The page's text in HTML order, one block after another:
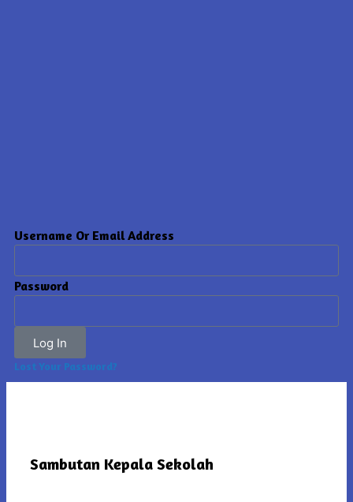
Username Or Email Address
Password
Log In
Lost Your Password?
Sambutan Kepala Sekolah